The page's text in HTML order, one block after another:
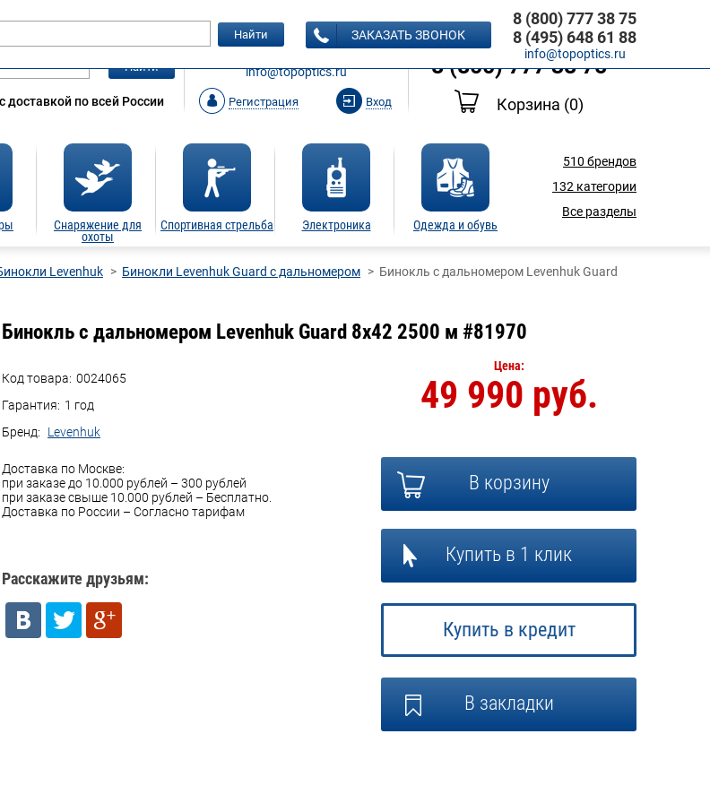
Найти
по всей России
ЗАКАЗАТЬ ЗВОНОК
info@topoptics.ru
Регистрация Вход
8 (495) 648 61 88
8 (800) 777 38 75
Корзина (0)
Снаряжение для
охоты
Спортивная стрельба Электроника Одежда и обувь
510 брендов
132 категории
Все разделы
Найти ЗАКАЗАТЬ ЗВОНОК
8 (800) 777 38 75
8 (495) 648 61 88
info@topoptics.ru
Levenhuk Бинокли Levenhuk Guard с дальномером
Бинокль с дальномером Levenhuk Guard
Бинокль с дальномером Levenhuk Guard 8x42 2500 м #81970
Код товара: 0024065
Гарантия: 1 год
Бренд:
Levenhuk
Доставка по Москве:
при заказе до 10.000 рублей – 300 рублей
при заказе свыше 10.000 рублей – Бесплатно.
Доставка по России – Согласно тарифам
Расскажите друзьям:
Цена:
49 990 руб.
В корзину
Купить в 1 клик
Купить в кредит
В закладки